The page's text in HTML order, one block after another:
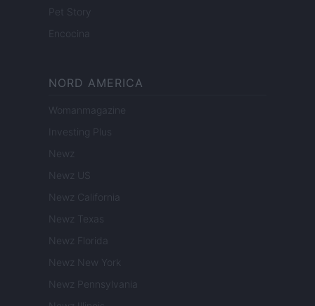
Pet Story
Encocina
NORD AMERICA
Womanmagazine
Investing Plus
Newz
Newz US
Newz California
Newz Texas
Newz Florida
Newz New York
Newz Pennsylvania